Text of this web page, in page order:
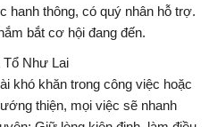
hanh thông, có quý nhân hỗ trợ.
bắt cơ hội đang đến.
Như Lai
khó khăn trong công việc hoặc
thiện, mọi việc sẽ nhanh